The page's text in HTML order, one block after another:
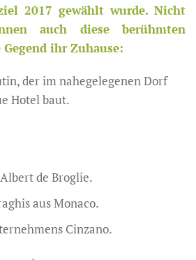
2017 gewählt wurde. Nicht
auch diese berühmten
ihr Zuhause:
der im nahegelegenen Dorf
Hotel baut.
de Broglie.
aus Monaco.
Cinzano.